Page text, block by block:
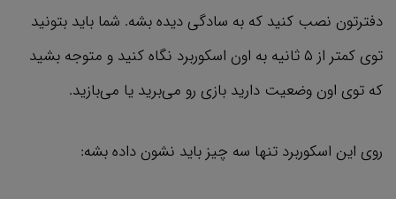
دفترتون نصب کنید که به سادگی دیده بشه. شما باید بتونید
توی کمتر از ۵ ثانیه به اون اسکوربرد نگاه کنید و متوجه بشید
که توی اون وضعیت دارید بازی رو می‌برید یا می‌بازید.
روی این اسکوربرد تنها سه چیز باید نشون داده بشه: